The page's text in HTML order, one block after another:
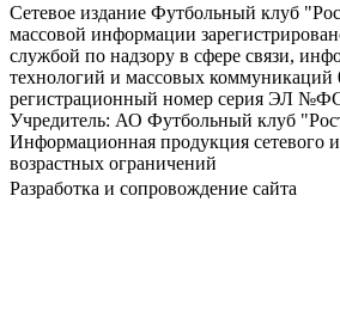
Сетевое издание Футбольный клуб
массовой информации
службой по надзору в сфере связи,
технологий и массовых коммуникаций
регистрационный номер серия ЭЛ
Учредитель: АО Футбольный клуб
Информационная продукция сетевого
возрастных ограничений
Разработка и сопровождение сайта